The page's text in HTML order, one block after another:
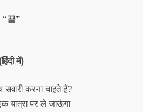
“끝”
में)
करना चाहते हैं?
यात्रा पर ले जाऊंगा